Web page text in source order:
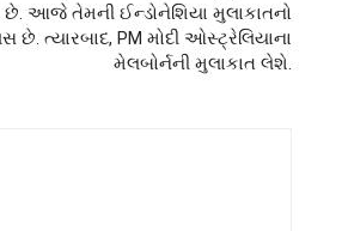
છે. આજે તેમની ઈન્ડોનેશિયા મુલાકાતનો
છે. ત્યારબાદ, PM મોદી ઓસ્ટ્રેલિયાના
મેલબોર્નની મુલાકાત લેશે.